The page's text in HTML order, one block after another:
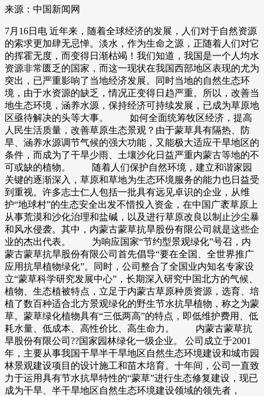
来源：中国新闻网
7月16日电 近年来，随着全球经济的发展，人们对于自然资源
的索求更加肆无忌惮。淡水，作为生命之源，正随着人们对它
的挥霍无度，而变得日渐枯竭！我们知道，我国是一个人均水
资源非常匮乏的国家，而这一现状在我国西部地区表现的尤为
突出，已严重影响了当地经济发展。同时当地的自然生态环
境，由于水资源的缺乏，情况正变得日趋严重。所以，改善当
地生态环境，涵养水源，保持经济可持续发展，已成为草原地
区亟待解决的头等大事。 如何全面统筹牧区经济，提高
人民生活质量，改善草原生态景观？由于蒙草具有隔热、防
旱、涵养水源调节气候的强大功能，又能极大适应干旱地区的
条件，而成为了干旱少雨、土壤沙化日益严重内蒙古等地的不
可或缺的植物。 随着人们保护自然环境，建立和谐家园
关键的逐渐深入，草原和草地为生态环境服务的能力也日益受
到重视。许多志士仁人包括一批具有远见卓识的企业，从维
护“地球村”的生态安全出发不惜投入资金，在中国广袤草原上
从事荒漠和沙化治理和盐碱，以及进行草原改良以制止沙尘暴
和风水侵袭。其中，内蒙古蒙草抗旱股份有限公司就是这些企
业的杰出代表。 为响应国家“节约型景观绿化”号召，内
蒙古蒙草抗旱股份有限公司首先倡导“要在全国、全世界推广
应用抗旱植物绿化”。同时，公司整合了全国业内知名专家设
立“蒙草科学研究发展中心”，长期深入研究中国北方的气候、
植物、生态植被特点，立足于内蒙古草原种质资源，选育、培
植了数百种适合北方景观绿化的野生节水抗旱植物，称之为蒙
草。蒙草绿化植物具有“三低两高”的特点，即低维护费用、低
耗水量、低成本、高性价比、高生命力。 内蒙古蒙草抗
旱股份有限公司??国家园林绿化一级企业。 公司成立于2001
年，主要从事我国干旱半干旱地区自然生态环境建设和城市园
林景观建设项目的设计施工和苗木培育。十年间，公司一直致
力于运用具有节水抗旱特性的“蒙草”进行生态修复建设，现已
成为干旱、半干旱地区自然生态环境建设领域的领先者，